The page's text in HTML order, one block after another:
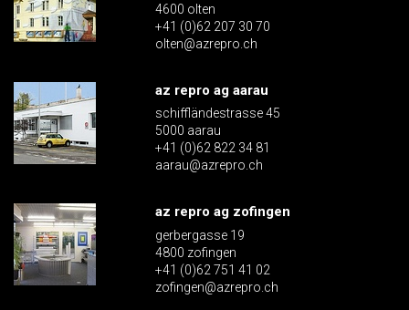
4600 olten
+41 (0)62 207 30 70
olten@azrepro.ch
az repro ag aarau
schiffländestrasse 45
5000 aarau
+41 (0)62 822 34 81
aarau@azrepro.ch
az repro ag zofingen
gerbergasse 19
4800 zofingen
+41 (0)62 751 41 02
zofingen@azrepro.ch